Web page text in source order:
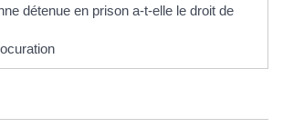
détenue en prison a-t-elle le droit de